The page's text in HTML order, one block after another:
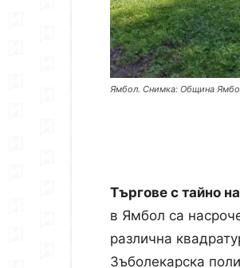
Ямбол. Снимка: Община
Търгове с тайно
в Ямбол са
различна
Зъболекарска